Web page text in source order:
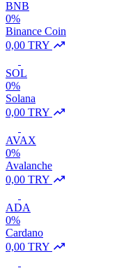
BNB
0%
Binance Coin
0,00 TRY
SOL
0%
Solana
0,00 TRY
AVAX
0%
Avalanche
0,00 TRY
ADA
0%
Cardano
0,00 TRY